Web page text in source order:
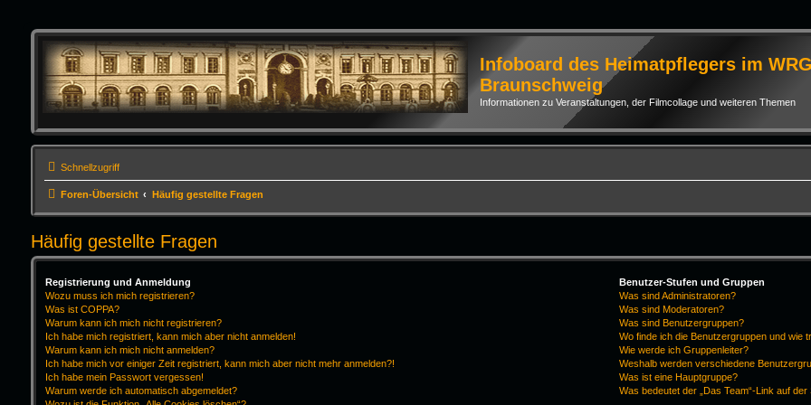
Infoboard des Heimatpflegers im WRG
Braunschweig
Informationen zu Veranstaltungen, der Filmcollage und weiteren Themen
Schnellzugriff
Foren-Übersicht Häufig gestellte Fragen
Häufig gestellte Fragen
Registrierung und Anmeldung
Wozu muss ich mich registrieren?
Was ist COPPA?
Warum kann ich mich nicht registrieren?
Ich habe mich registriert, kann mich aber nicht anmelden!
Warum kann ich mich nicht anmelden?
Ich habe mich vor einiger Zeit registriert, kann mich aber nicht mehr anmelden?!
Ich habe mein Passwort vergessen!
Warum werde ich automatisch abgemeldet?
Benutzer-Stufen und Gruppen
Was sind Administratoren?
Was sind Moderatoren?
Was sind Benutzergruppen?
Wo finde ich die Benutzergruppen und wie
Wie werde ich Gruppenleiter?
Weshalb werden verschiedene
Was ist eine Hauptgruppe?
Was bedeutet der „Das Team“-Link auf der